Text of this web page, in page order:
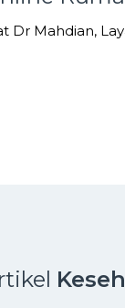
Dr Mahdian,